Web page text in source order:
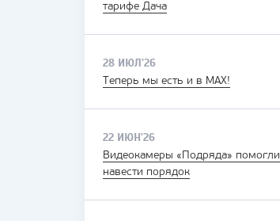
тарифе Дача
28 ИЮЛ'26
Теперь мы есть и в MAX!
22 ИЮН'26
Видеокамеры «Подряда» помогли
навести порядок